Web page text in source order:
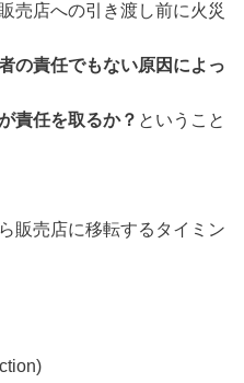
売店への引き渡し前に火災
の責任でもない原因によっ
責任を取るか？ ということ
販売店に移転するタイミン